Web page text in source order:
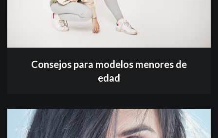
Consejos para modelos menores de
edad